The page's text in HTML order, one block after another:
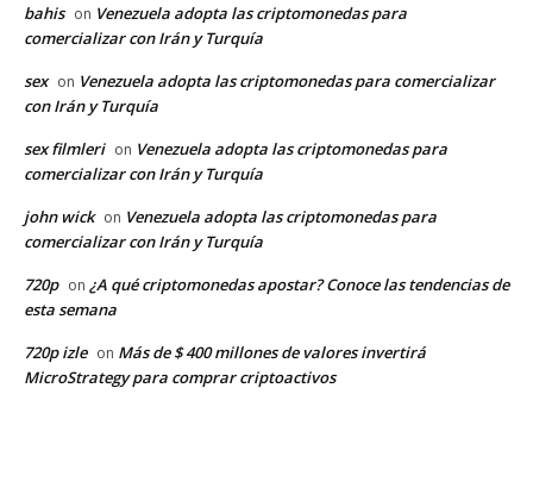
bahis on Venezuela adopta las criptomonedas para
comercializar con Irán y Turquía
sex on Venezuela adopta las criptomonedas para comercializar
con Irán y Turquía
sex filmleri on Venezuela adopta las criptomonedas para
comercializar con Irán y Turquía
john wick on Venezuela adopta las criptomonedas para
comercializar con Irán y Turquía
720p on ¿A qué criptomonedas apostar? Conoce las tendencias de
esta semana
720p izle on Más de $ 400 millones de valores invertirá
MicroStrategy para comprar criptoactivos